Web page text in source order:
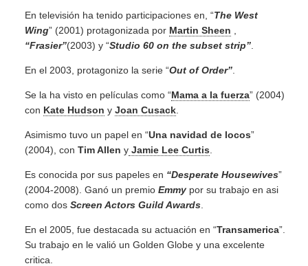
En televisión ha tenido participaciones en, “The West
Wing” (2001) protagonizada por Martin Sheen
“Frasier”(2003) y “Studio 60 on the subset strip”
En el 2003, protagonizo la serie “Out of Order”
Se la ha visto en películas como “Mama a la fuerza” (2004)
con Kate Hudson y Joan Cusack
Asimismo tuvo un papel en “Una navidad de locos”
(2004), con Tim Allen y Jamie Lee Curtis
Es conocida por sus papeles en “Desperate Housewives”
(2004-2008). Ganó un premio Emmy por su trabajo en asi
como dos Screen Actors Guild Awards
En el 2005, fue destacada su actuación en “Transamerica”.
Su trabajo en le valió un Golden Globe y una excelente
critica.